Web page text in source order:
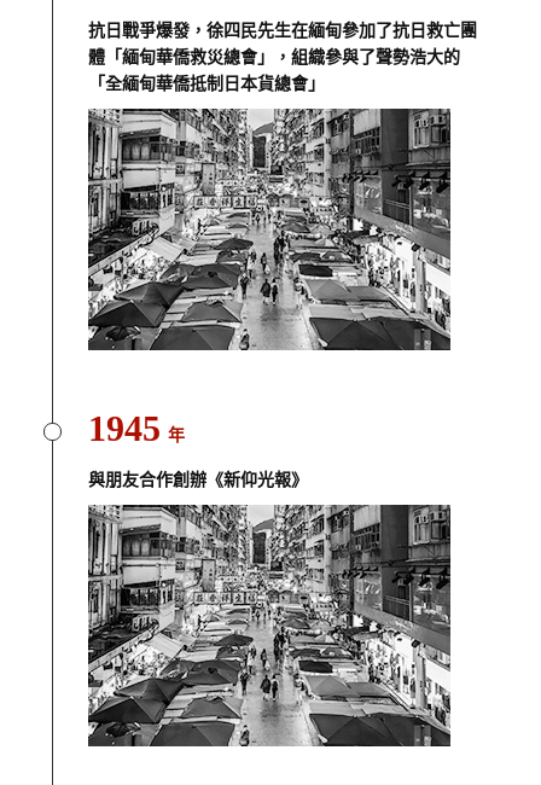
抗日戰爭爆發，徐四民先生在緬甸參加了抗日救亡團
體「緬甸華僑救災總會」，組織參與了聲勢浩大的
「全緬甸華僑抵制日本貨總會」
1945 年
與朋友合作創辦《新仰光報》